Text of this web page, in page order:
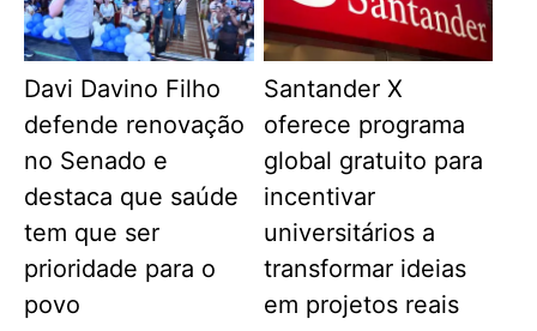
Davi Davino Filho
defende renovação
no Senado e
destaca que saúde
tem que ser
prioridade para o
povo
Santander X
oferece programa
global gratuito para
incentivar
universitários a
transformar ideias
em projetos reais